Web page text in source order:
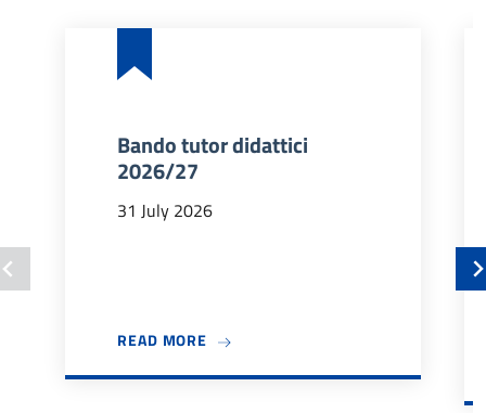
Bando tutor didattici
2026/27
31 July 2026
READ MORE ABOUT BANDO TUTOR DIDATTICI